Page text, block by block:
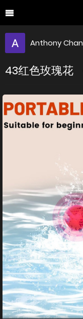
Anthony Chan
43红色玫瑰花